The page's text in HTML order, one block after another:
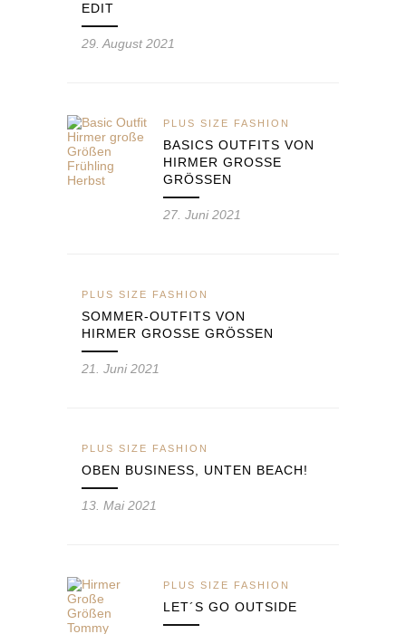
EDIT
29. August 2021
PLUS SIZE FASHION
BASICS OUTFITS VON
HIRMER GROSSE
GRÖSSEN
27. Juni 2021
PLUS SIZE FASHION
SOMMER-OUTFITS VON
HIRMER GROSSE GRÖSSEN
21. Juni 2021
PLUS SIZE FASHION
OBEN BUSINESS, UNTEN BEACH!
13. Mai 2021
PLUS SIZE FASHION
LET´S GO OUTSIDE